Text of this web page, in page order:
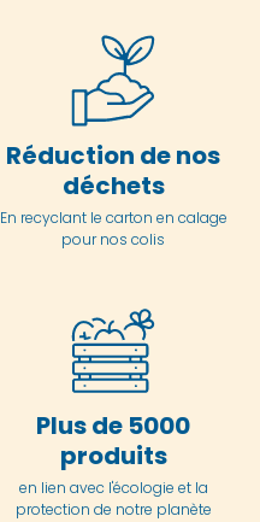
Réduction de nos
déchets
En recyclant le carton en calage
pour nos colis
Plus de 5000
produits
en lien avec l'écologie et la
protection de notre planète